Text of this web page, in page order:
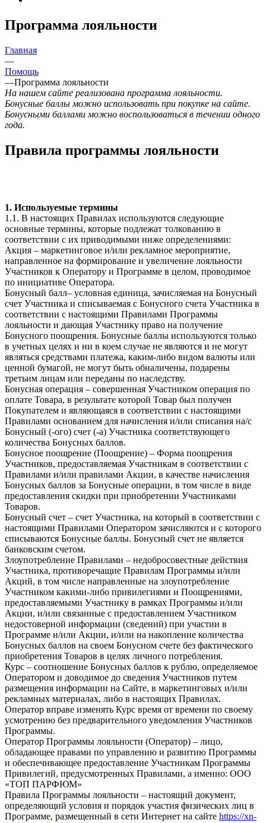
Программа лояльности
Главная
—
Помощь
—Программа лояльности
На нашем сайте реализована программа лояльности.
Бонусные баллы можно использовать при покупке на сайте.
Бонусными баллами можно воспользоваться в течении одного
года.
Правила программы лояльности
1. Используемые термины
1.1. В настоящих Правилах используются следующие
основные термины, которые подлежат толкованию в
соответствии с их приводимыми ниже определениями:
Акция – маркетинговое и/или рекламное мероприятие,
направленное на формирование и увеличение лояльности
Участников к Оператору и Программе в целом, проводимое
по инициативе Оператора.
Бонусный балл– условная единица, зачисляемая на Бонусный
счет Участника и списываемая с Бонусного счета Участника в
соответствии с настоящими Правилами Программы
лояльности и дающая Участнику право на получение
Бонусного поощрения. Бонусные баллы используются только
в учетных целях и ни в коем случае не являются и не могут
являться средствами платежа, каким-либо видом валюты или
ценной бумагой, не могут быть обналичены, подарены
третьим лицам или переданы по наследству.
Бонусная операция – совершенная Участником операция по
оплате Товара, в результате которой Товар был получен
Покупателем и являющаяся в соответствии с настоящими
Правилами основанием для начисления и/или списания на/с
Бонусный (-ого) счет (-а) Участника соответствующего
количества Бонусных баллов.
Бонусное поощрение (Поощрение) – Форма поощрения
Участников, предоставляемая Участникам в соответствии с
Правилами и/или правилами Акции, в качестве начисления
Бонусных баллов за Бонусные операции, в том числе в виде
предоставления скидки при приобретении Участниками
Товаров.
Бонусный счет – счет Участника, на который в соответствии с
настоящими Правилами Оператором зачисляются и с которого
списываются Бонусные баллы. Бонусный счет не является
банковским счетом.
Злоупотребление Правилами – недобросовестные действия
Участника, противоречащие Правилам Программы и/или
Акций, в том числе направленные на злоупотребление
Участником какими-либо привилегиями и Поощрениями,
предоставляемыми Участнику в рамках Программы и/или
Акции, и/или связанные с предоставлением Участником
недостоверной информации (сведений) при участии в
Программе и/или Акции, и/или на накопление количества
Бонусных баллов на своем Бонусном счете без фактического
приобретения Товаров в целях личного потребления.
Курс – соотношение Бонусных баллов к рублю, определяемое
Оператором и доводимое до сведения Участников путем
размещения информации на Сайте, в маркетинговых и/или
рекламных материалах, либо в настоящих Правилах.
Оператор вправе изменять Курс время от времени по своему
усмотрению без предварительного уведомления Участников
Программы.
Оператор Программы лояльности (Оператор) – лицо,
обладающее правами по управлению и развитию Программы
и обеспечивающее предоставление Участникам Программы
Привилегий, предусмотренных Правилами, а именно: ООО
«ТОП ПАРФЮМ»
Правила Программы лояльности – настоящий документ,
определяющий условия и порядок участия физических лиц в
Программе, размещенный в сети Интернет на сайте https://xn-